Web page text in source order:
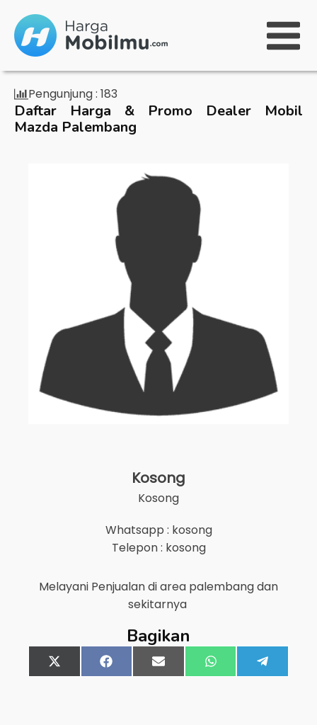
Pengunjung : 183
Daftar Harga & Promo Dealer Mobil
Mazda Palembang
Kosong
Kosong
Whatsapp : kosong
Telepon : kosong
Melayani Penjualan di area palembangdan
sekitarnya
Bagikan
Share
on
X
(Twitter)
Share
on
FacebookShare
on
Email Share
on
WhatsApp
on